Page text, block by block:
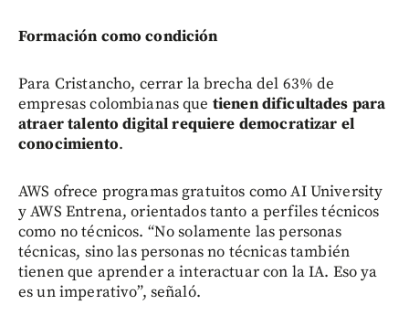
Formación como condición
Para Cristancho, cerrar la brecha del 63% de
empresas colombianas que tienen dificultades para
atraer talento digital requiere democratizar el
conocimiento.
AWS ofrece programas gratuitos como AI University
y AWS Entrena, orientados tanto a perfiles técnicos
como no técnicos. “No solamente las personas
técnicas, sino las personas no técnicas también
tienen que aprender a interactuar con la IA. Eso ya
es un imperativo”, señaló.